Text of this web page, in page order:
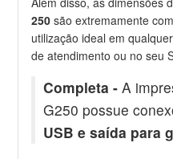
250 são extremamente
utilização ideal em
de atendimento ou no seu
Completa -A
G250 possue
USB e saída para